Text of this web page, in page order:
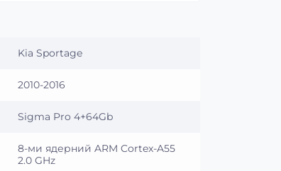
Kia Sportage
2010-2016
Sigma Pro 4+64Gb
8-ми ядерний ARM Cortex-A55
2.0 GHz